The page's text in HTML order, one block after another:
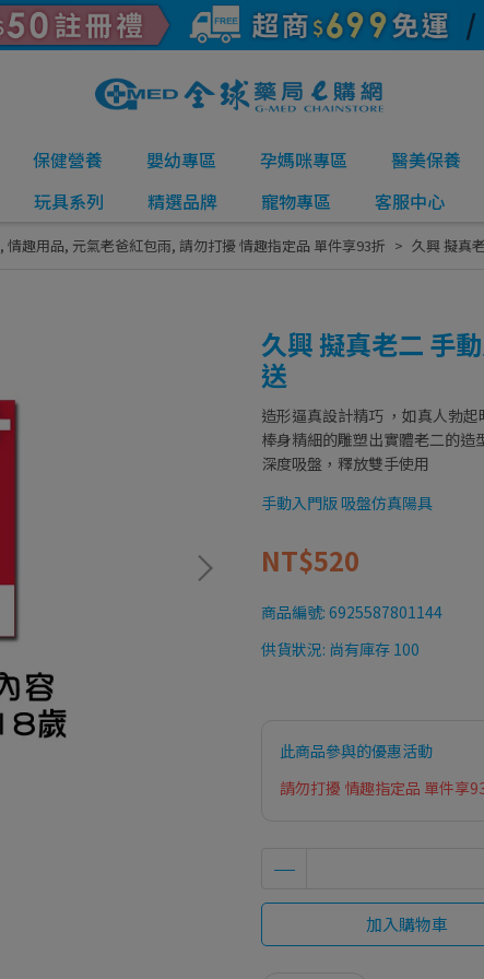
保健營養 嬰幼專區 孕媽咪專區 醫美保養
玩具系列
精選品牌 寵物專區 客服中心
, 情趣用品, 元氣老爸紅包雨, 請勿打擾 情趣指定品 單件享93折 久興 擬真
久興 擬真老二 手
送
造形逼真設計精巧 ，如真人勃起
棒身精細的雕塑出實體老二的造
深度吸盤，釋放雙手使用
手動入門版 吸盤仿真陽具
NT$520
商品編號: 6925587801144
供貨狀況: 尚有庫存 100
此商品參與的優惠活動
請勿打擾 情趣指定品 單件享
加入購物車